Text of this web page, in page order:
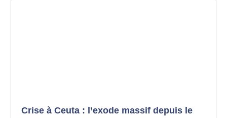
Crise à Ceuta : l’exode massif depuis le